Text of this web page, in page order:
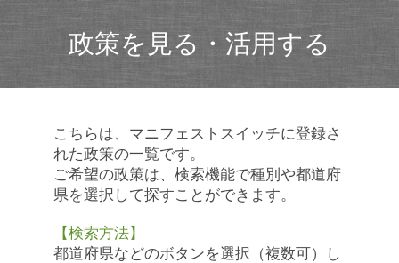
政策を見る・活用する
こちらは、マニフェストスイッチに登録さ
れた政策の一覧です。
ご希望の政策は、検索機能で種別や都道府
県を選択して探すことができます。
【検索方法】
都道府県などのボタンを選択（複数可）し